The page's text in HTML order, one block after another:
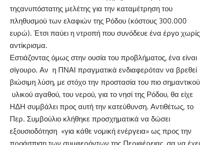
τηςανυπόστατης μελέτης για την καταμέτρηση του
πληθυσμού των ελαφιών της Ρόδου (κόστους 300.000
ευρώ). Έτσι παύει η ντροπή που συνόδευε ένα έργο χωρίς
αντίκρισμα.
Εστιάζοντας όμως στην ουσία του προβλήματος, ένα είναι
σίγουρο. Αν η ΠΝΑΙ πραγματικά ενδιαφερόταν να βρεθεί
βιώσιμη λύση, με στόχο την προστασία του πιο σημαντικού
υλικού αγαθού, του νερού, για το νησί της Ρόδου, θα είχε
ΗΔΗ συμβάλει προς αυτή την κατεύθυνση. Αντιθέτως, το
Περ. Συμβούλιο κλήθηκε προσχηματικά να δώσει
εξουσιοδότηση «για κάθε νομική ενέργεια» ως προς την